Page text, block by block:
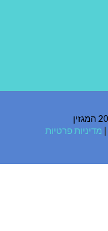
| מדיניות פרטיות